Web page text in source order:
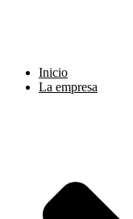
Inicio
La empresa